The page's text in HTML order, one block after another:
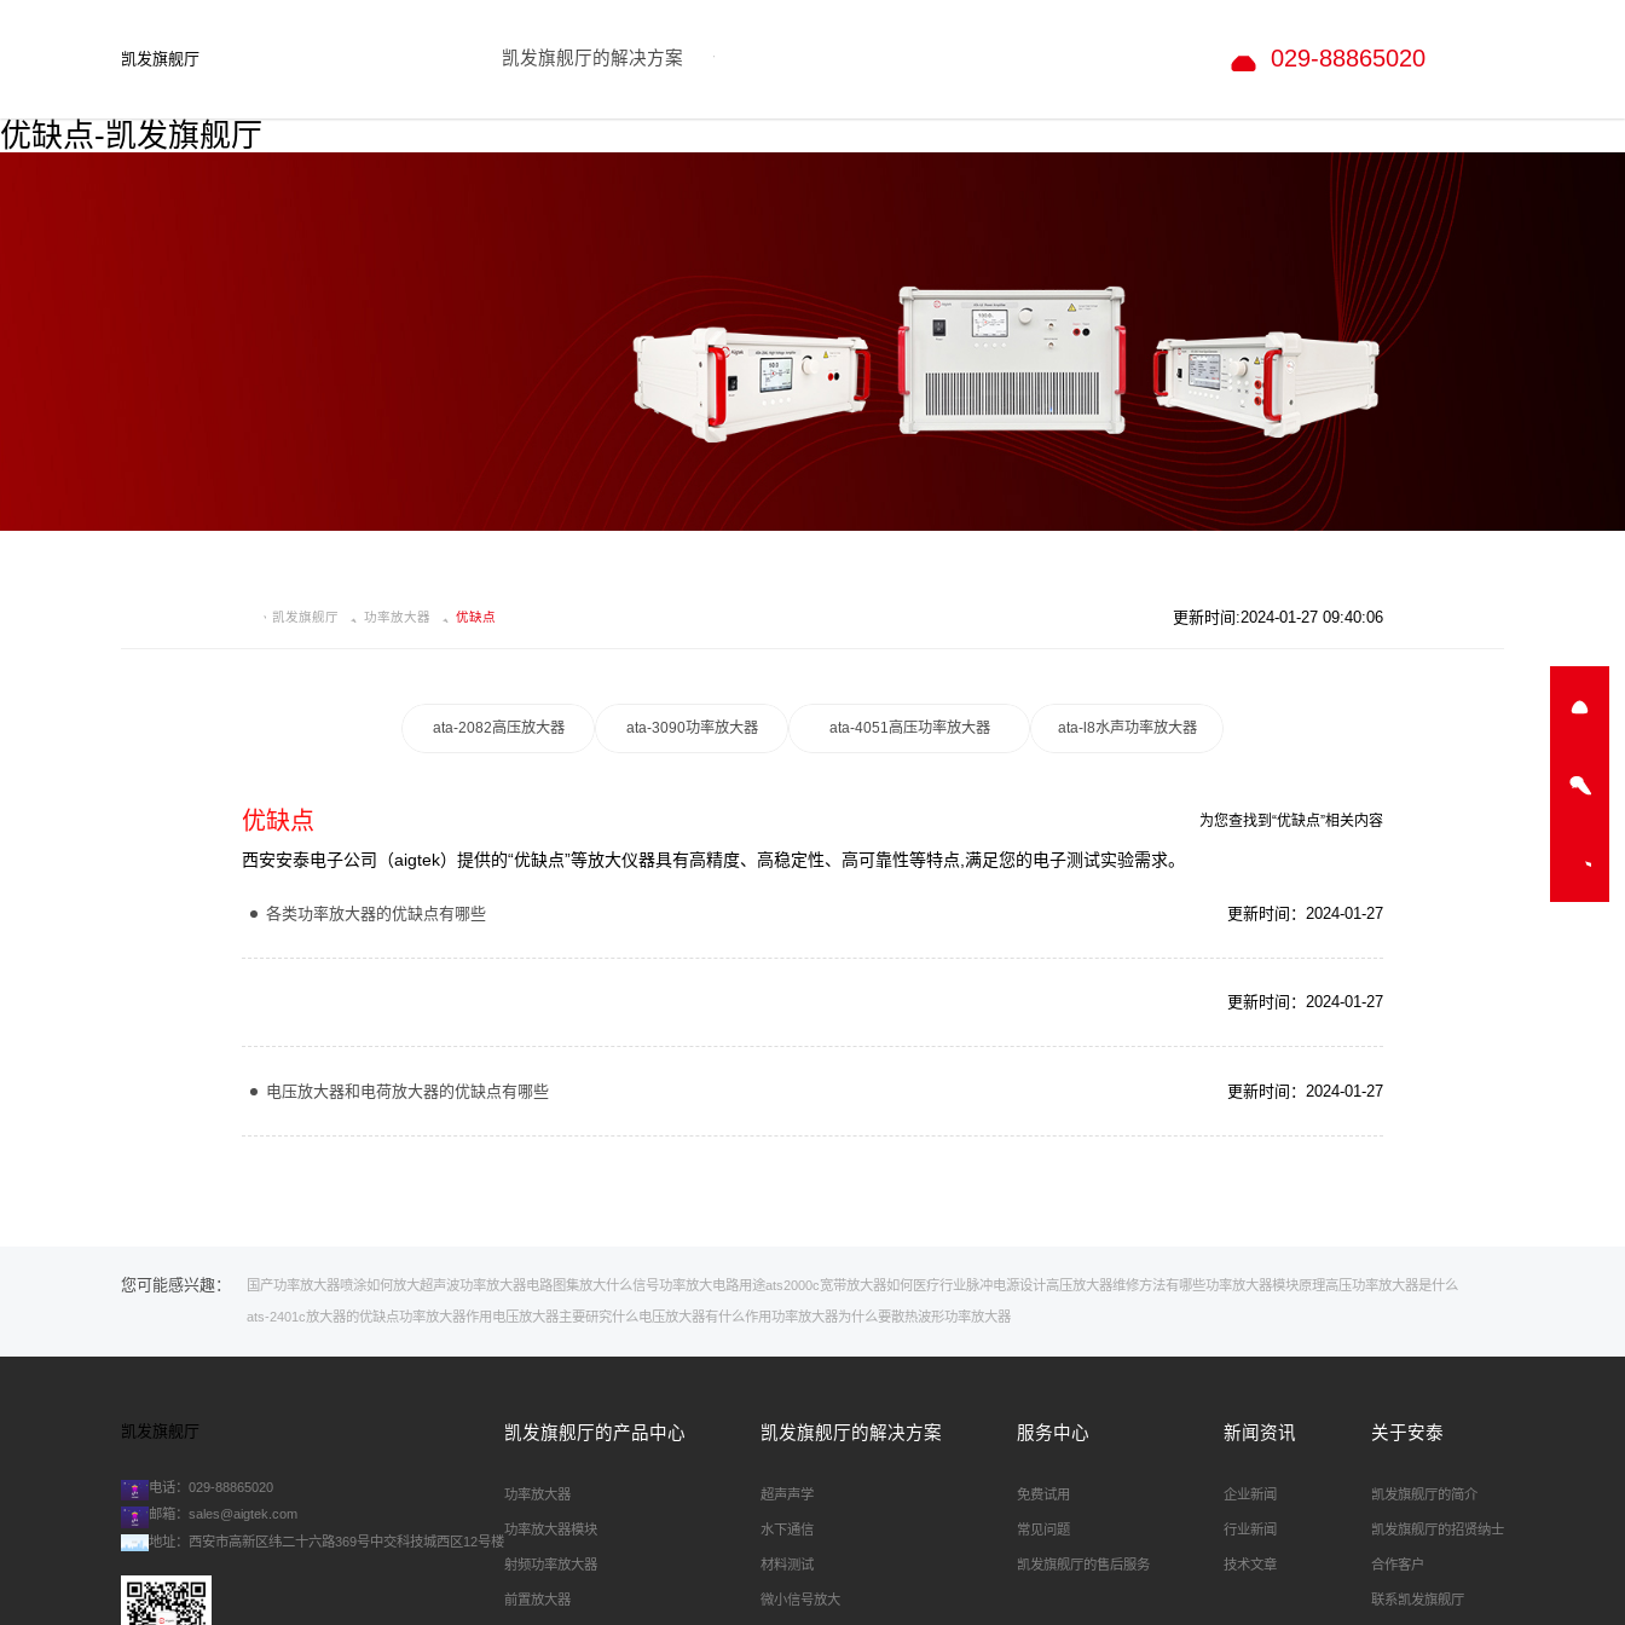
优缺点-凯发旗舰厅
凯发旗舰厅 凯发旗舰厅的解决方案 029-88865020
凯发旗舰厅 功率放大器 优缺点 更新时间:2024-01-27 09:40:06
ata-2082高压放大器 ata-3090功率放大器 ata-4051高压功率放大器 ata-l8水声功率放大器
优缺点 为您查找到“优缺点”相关内容
西安安泰电子公司（aigtek）提供的“优缺点”等放大仪器具有高精度、高稳定性、高可靠性等特点,满足您的电子测试实验需求。
各类功率放大器的优缺点有哪些 更新时间：2024-01-27
更新时间：2024-01-27
电压放大器和电荷放大器的优缺点有哪些 更新时间：2024-01-27
您可能感兴趣： 国产功率放大器喷涂如何放大超声波功率放大器电路图集放大什么信号功率放大电路用途ats2000c宽带放大器如何 医疗行业脉冲电源设计高压放大器维修方法有哪些功率放大器模块原理高压功率放大器是什么
ats-2401c放大器的优缺点功率放大器作用 电压放大器主要研究什么 电压放大器有什么作用功率放大器为什么要散热波形功率放大器
凯发旗舰厅
电话：029-88865020
邮箱： sales@aigtek.com
地址：西安市高新区纬二十六路369号中交科技城西区12号楼
凯发旗舰厅的产品中心
功率放大器
功率放大器模块
射频功率放大器
前置放大器
凯发旗舰厅的解决方案
超声声学
水下通信
材料测试
微小信号放大
服务中心
免费试用
常见问题
凯发旗舰厅的售后服务
新闻资讯
企业新闻
行业新闻
技术文章
关于安泰
凯发旗舰厅的简介
凯发旗舰厅的招贤纳士
合作客户
联系凯发旗舰厅